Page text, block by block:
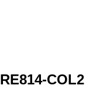
RE814-COL2